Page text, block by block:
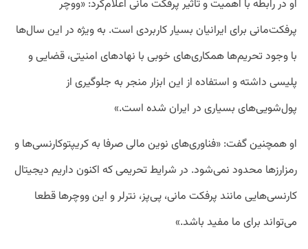
او در رابطه با اهمیت و تاثیر پرفکت مانی اعلام‌کرد: «ووچر
پرفکت‌مانی برای ایرانیان بسیار کاربردی است. به ویژه در این سال‌ها
با وجود تحریم‌ها همکاری‌های خوبی با نهادهای امنیتی، قضایی و
پلیسی داشته و استفاده از این ابزار منجر به جلوگیری از
پول‌شویی‌های بسیاری در ایران شده است.»
او همچنین گفت: «فناوری‌های نوین مالی صرفا به کریپتوکارنسی‌ها و
رمزارزها محدود نمی‌شود. در شرایط تحریمی که اکنون داریم دیجیتال
کارنسی‌هایی مانند پرفکت مانی، پی‌پز، نترلر و این ووچرها قطعا
می‌تواند برای ما مفید باشد.»